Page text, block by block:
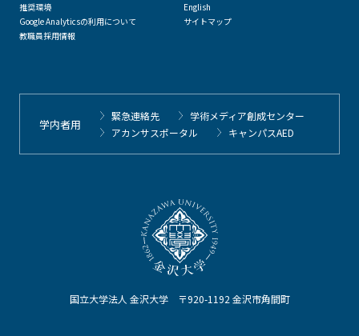
国立大学法人 金沢大学 〒920-1192 金沢市角間町
推奨環境
Google Analyticsの利用について
教職員採用情報
English
サイトマップ
学内者用
緊急連絡先
学術メディア創成センター
アカンサスポータル
キャンパスAED